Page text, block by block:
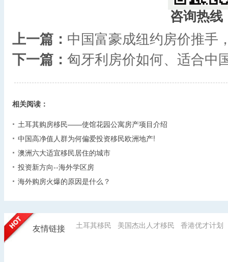
咨询热线
上一篇： 中国富豪成纽约房价推手
下一篇： 匈牙利房价如何、适合中
相关阅读：
土耳其购房移民——使馆花园公寓房产项目介绍
中国高净值人群为何偏爱投资移民欧洲地产!
澳洲六大适宜移民居住的城市
投资新方向--海外学区房
海外购房火爆的原因是什么？
友情链接 土耳其移民 美国杰出人才移民 香港优才计划